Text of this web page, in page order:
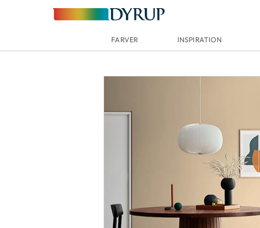
FARVER INSPIRATION